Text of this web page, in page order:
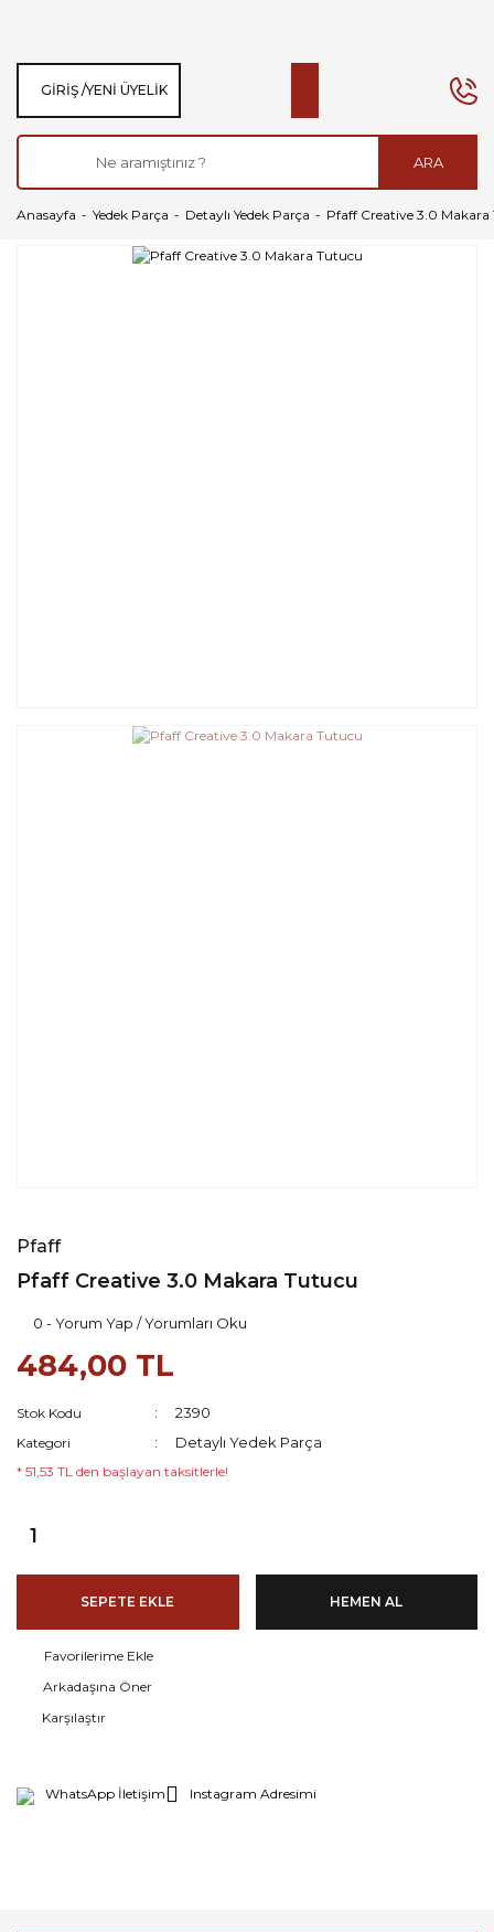
ARA
GIRIŞ /YENI ÜYELIK
Anasayfa Yedek Parça Detaylı Yedek Parça Pfaff Creative 3.0
Pfaff
Pfaff Creative 3.0 Makara Tutucu
0 - Yorum Yap / Yorumları Oku
484,00 TL
Stok Kodu 2390
Kategori Detaylı Yedek Parça
* 51,53 TL den başlayan taksitlerle!
SEPETE EKLE HEMEN AL
Arkadaşına Öner
Karşılaştır
WhatsApp İletişim Instagram Adresimi